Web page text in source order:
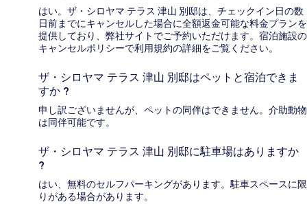
はい。ザ・シロヤマ テラス 津山 別邸は、チェックイン日の数
日前までにキャンセルした場合に全額返金可能な料金プランを
提供しており、弊社サイトでご予約いただけます。宿泊施設の
キャンセルポリシーで利用規約の詳細をご覧ください。
ザ・シロヤマ テラス 津山 別邸はペットと宿泊できま
すか ?
申し訳ございませんが、ペットの同伴はできません。介助動物
は同伴可能です。
ザ・シロヤマ テラス 津山 別邸に駐車場はありますか
?
はい、無料のセルフパーキングがあります。駐車スペースに限
りがある場合があります。